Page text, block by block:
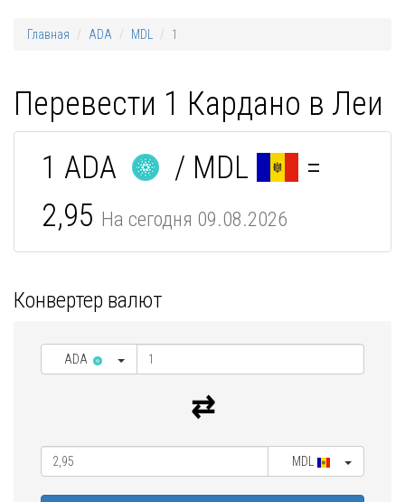
Главная ADA MDL 1
Перевести 1 Кардано в Леи
1 ADA / MDL
=
2,95 На сегодня 09.08.2026
Конвертер валют
ADA
MDL